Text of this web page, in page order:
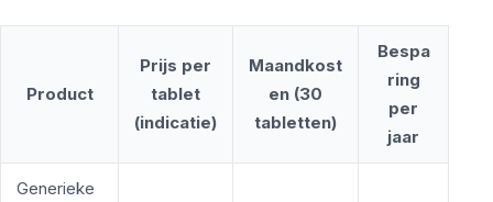
Product
Prijs per
tablet
(indicatie)
Maandkost
en (30
tabletten)
Bespa
ring
per
jaar
Generieke